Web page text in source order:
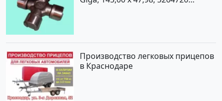
Производство легковых прицепов
в Краснодаре